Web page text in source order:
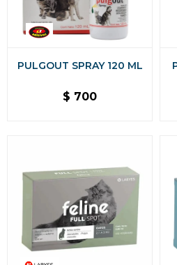
PULGOUT SPRAY 120 ML
$ 700